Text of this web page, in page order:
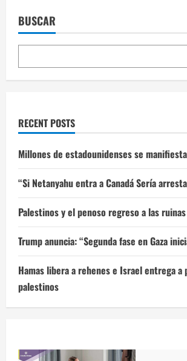
BUSCAR
RECENT POSTS
Millones de estadounidenses se
“Si Netanyahu entra a Canadá Sería
Palestinos y el penoso regreso a las ruinas
Trump anuncia: “Segunda fase en Gaza
Hamas libera a rehenes e Israel entrega
palestinos